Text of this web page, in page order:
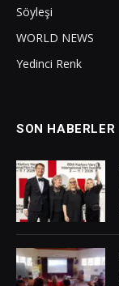
Söyleşi
WORLD NEWS
Yedinci Renk
SON HABERLER